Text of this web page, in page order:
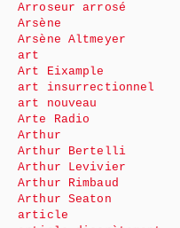
Arroseur arrosé
Arsène
Arsène Altmeyer
art
Art Eixample
art insurrectionnel
art nouveau
Arte Radio
Arthur
Arthur Bertelli
Arthur Levivier
Arthur Rimbaud
Arthur Seaton
article